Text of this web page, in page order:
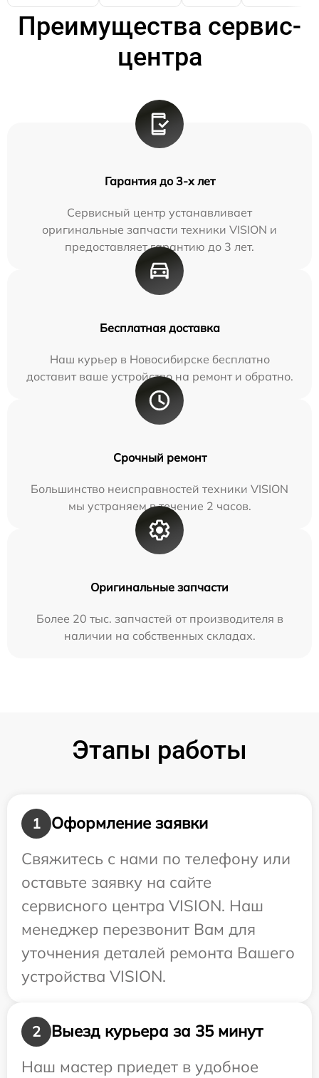
Преимущества сервис-
центра
Гарантия до 3-х лет
Сервисный центр устанавливает
оригинальные запчасти техники VISION и
предоставляет гарантию до 3 лет.
Бесплатная доставка
Наш курьер в Новосибирске бесплатно
доставит ваше устройство на ремонт и обратно.
Срочный ремонт
Большинство неисправностей техники VISION
мы устраняем в течение 2 часов.
Оригинальные запчасти
Более 20 тыс. запчастей от производителя в
наличии на собственных складах.
Этапы работы
1
Оформление заявки
Свяжитесь с нами по телефону или
оставьте заявку на сайте
сервисного центра VISION. Наш
менеджер перезвонит Вам для
уточнения деталей ремонта Вашего
устройства VISION.
2
Выезд курьера за 35 минут
Наш мастер приедет в удобное